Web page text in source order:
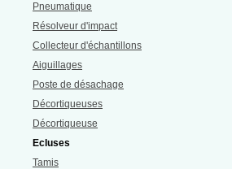
Pneumatique
Résolveur d'impact
Collecteur d'échantillons
Aiguillages
Poste de désachage
Décortiqueuses
Décortiqueuse
Ecluses
Tamis